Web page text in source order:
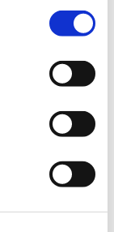
An der Karlstadt 8
27568 Bremerhaven